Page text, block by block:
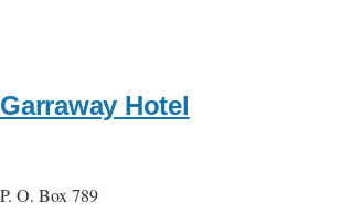
Garraway Hotel
P. O. Box 789